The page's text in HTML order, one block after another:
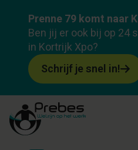
Prenne 79 komt naar
Ben jij er ook bij op 24
in Kortrijk Xpo?
Schrijf je snel in!
Van preventieadviseur
Over opleiding Programma